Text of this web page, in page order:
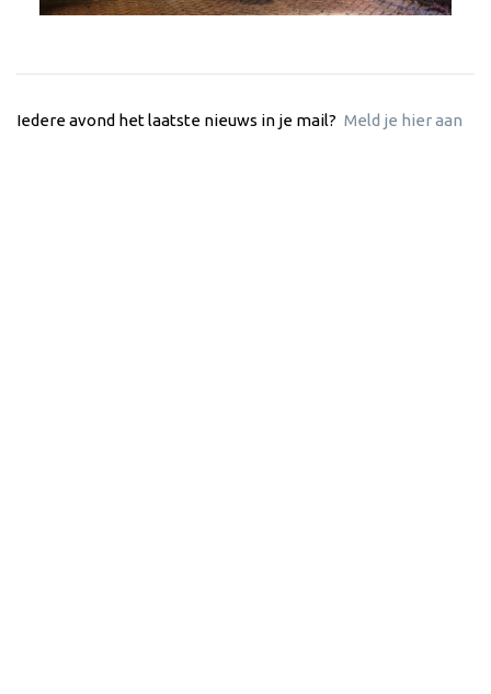
Iedere avond het laatste nieuws in je mail? Meld je hier aan